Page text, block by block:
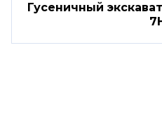
Гусеничный